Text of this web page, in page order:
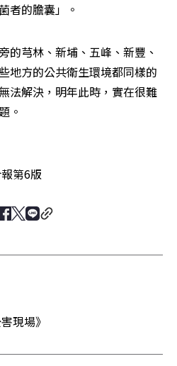
菌者的膽囊」。
的芎林、新埔、五峰、新豐、
地方的公共衛生環境都同樣的
法解決，明年此時，實在很難
。
第6版
現場》